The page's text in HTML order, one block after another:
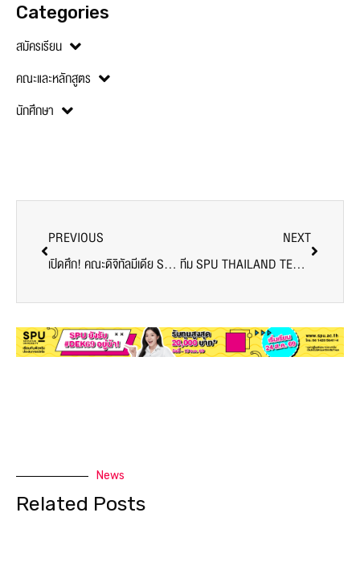
Categories
สมัครเรียน
คณะและหลักสูตร
นักศึกษา
PREVIOUS
เปิดศึก! คณะดิจิทัลมีเดีย SPU ชวนเกมเมอร์ EA Sports FC Online พิสูจน์ฝีมือ พร้อมชิงรางวัลใหญ่
NEXT
ทีม SPU THAILAND TEAM คว้าแชมป์ ‘Botok Cup 2025’ จากเวทีประกวดนวัตกรรมและการทำสื่อออนไลน์สู่ตลาดจีน ณ ประเทศจีน
News
Related Posts